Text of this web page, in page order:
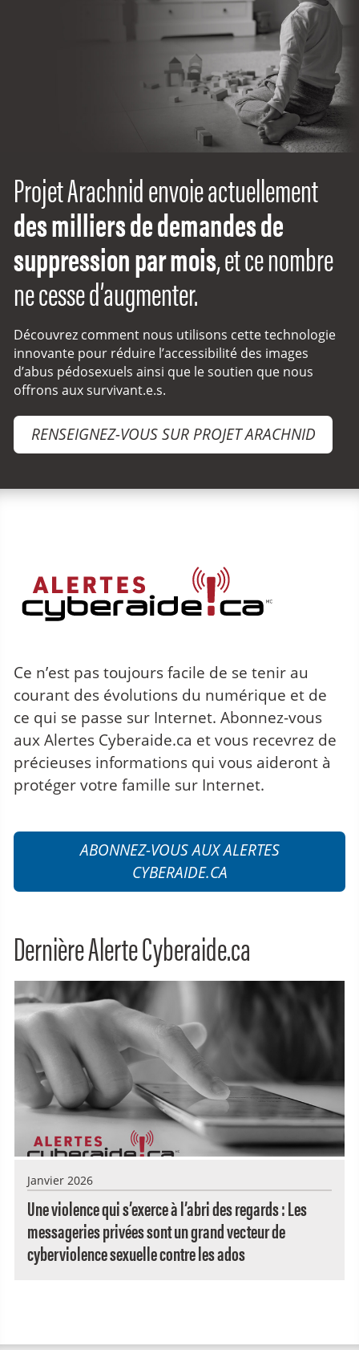
Projet Arachnid envoie actuellement
des milliers de demandes de
suppression par mois, et ce nombre
ne cesse d’augmenter.
Découvrez comment nous utilisons cette technologie
innovante pour réduire l’accessibilité des images
d’abus pédosexuels ainsi que le soutien que nous
offrons aux survivant.e.s.
RENSEIGNEZ-VOUS SUR PROJET ARACHNID
Alertes Cyberaide.ca
Ce n’est pas toujours facile de se tenir au
courant des évolutions du numérique et de
ce qui se passe sur Internet. Abonnez-vous
aux Alertes Cyberaide.ca et vous recevrez de
précieuses informations qui vous aideront à
protéger votre famille sur Internet.
ABONNEZ-VOUS AUX ALERTES
CYBERAIDE.CA
Dernière Alerte Cyberaide.ca
Janvier 2026
Une violence qui s’exerce à l’abri des regards : Les
messageries privées sont un grand vecteur de
cyberviolence sexuelle contre les ados